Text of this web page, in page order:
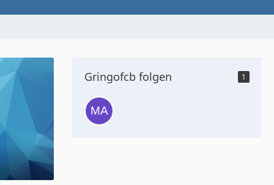
Gringofcb folgen 1